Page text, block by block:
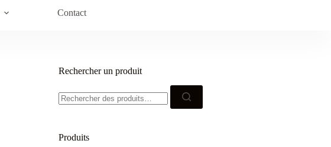
Contact
Rechercher un produit
pour :
Produits